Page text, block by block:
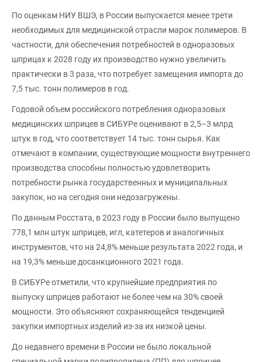
По оценкам НИУ ВШЭ, в России выпускается менее трети
необходимых для медицинской отрасли марок полимеров. В
частности, для обеспечения потребностей в одноразовых
шприцах к 2028 году их производство нужно увеличить
практически в 3 раза, что потребует замещения импорта до
7,5 тыс. тонн полимеров в год.
Годовой объем российского потребления одноразовых
медицинских шприцев в СИБУРе оценивают в 2,5–3 млрд
штук в год, что соответствует 14 тыс. тонн сырья. Как
отмечают в компании, существующие мощности внутреннего
производства способны полностью удовлетворить
потребности рынка государственных и муниципальных
закупок, но на сегодня они недозагружены.
По данным Росстата, в 2023 году в России было выпущено
778,1 млн штук шприцев, игл, катетеров и аналогичных
инструментов, что на 24,8% меньше результата 2022 года, и
на 19,3% меньше досанкционного 2021 года.
В СИБУРе отметили, что крупнейшие предприятия по
выпуску шприцев работают не более чем на 30% своей
мощности. Это объясняют сохраняющейся тенденцией
закупки импортных изделий из-за их низкой цены.
До недавнего времени в России не было локальной